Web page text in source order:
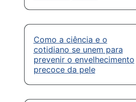
Como a ciência e o
cotidiano se unem para
prevenir o envelhecimento
precoce da pele